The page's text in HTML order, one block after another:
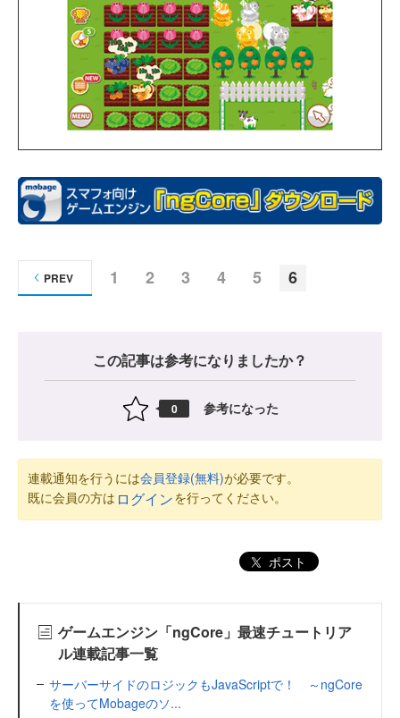
1 2 3 4 5 6
PREV
この記事は参考になりましたか？
0 参考になった
連載通知を行うには会員登録(無料)が必要です。
既に会員の方は ログインを行ってください。
ポスト
ゲームエンジン「ngCore」最速チュートリア
ル連載記事一覧
サーバーサイドのロジックもJavaScriptで！ ～ngCore
を使ってMobageのソ...